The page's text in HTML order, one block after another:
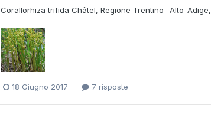
Corallorhiza trifida Châtel, Regione Trentino- Alto-Adige,
18 Giugno 2017 7 risposte